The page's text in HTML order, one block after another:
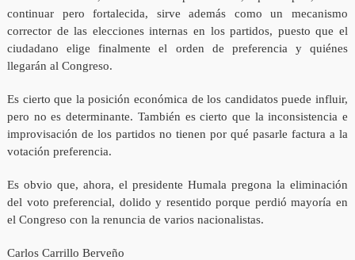
continuar pero fortalecida, sirve además como un mecanismo
corrector de las elecciones internas en los partidos, puesto que el
ciudadano elige finalmente el orden de preferencia y quiénes
llegarán al Congreso.
Es cierto que la posición económica de los candidatos puede influir,
pero no es determinante. También es cierto que la inconsistencia e
improvisación de los partidos no tienen por qué pasarle factura a la
votación preferencia.
Es obvio que, ahora, el presidente Humala pregona la eliminación
del voto preferencial, dolido y resentido porque perdió mayoría en
el Congreso con la renuncia de varios nacionalistas.
Carlos Carrillo Berveño